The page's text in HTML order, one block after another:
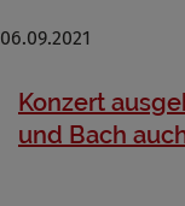
06.09.2021
Konzert
und Bach